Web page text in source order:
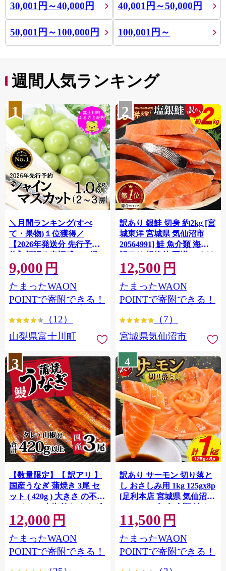
30,001円～40,000円 40,001円～50,000円
50,001円～100,000円 100,001円～
週間人気ランキング
1
＼月間ランキング(すべ
て・果物)１位獲得／
【2026年発送分 先行予
約】頬張る幸福感 〜緑の
宝石・ シャインマスカッ
ト 〜 １ｋｇ以上（２〜３
房） フルーツ 山梨県産 果
物 くだもの シャイン マス
大粒 種なし 先行予約 富士
円 九千円
9,000 円
たまったWAON
POINTで寄附できる！
（12）
山梨県富士川町
2
訳あり 銀鮭 切身 約2kg [宮
城東洋 宮城県 気仙沼市
20564991] 鮭 魚介類 海鮮
訳アリ 規格外 不揃い さけ
サケ 鮭切身 シャケ 切り身
冷凍 家庭用 おかず 弁当 支
援 サーモン 銀鮭切り身 魚
わけあり
12,500 円
たまったWAON
POINTで寄附できる！
（7）
宮城県気仙沼市
3
【数量限定】【 訳アリ 】
国産うなぎ 蒲焼き 3尾 セ
ット ( 420g ) 大きさ の不揃
い タレ・山椒付き ウナギ
鰻 ふぞろい 不揃い うな重
ひつまぶし 人気 茨城 八千
代町 ふるさと納税 冷凍
[SF951ya]
12,000 円
たまったWAON
POINTで寄附できる！
4
訳あり サーモン 切り落と
し おさしみ用 1kg 125gx8p
[足利本店 宮城県 気仙沼市
20564313] 魚 魚介類 鮭 お
刺し身 刺し身 刺身 生 生食
個包装 チリ銀鮭 銀鮭 海鮮
海鮮丼 魚介
11,500 円
たまったWAON
POINTで寄附できる！